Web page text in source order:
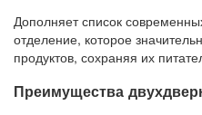
Дополняет список
отделение, которое
продуктов, сохраняя их
Преимущества